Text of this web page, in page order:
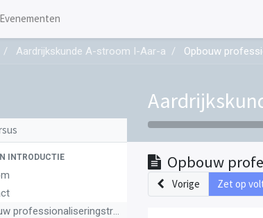
Evenementen
Aardrijkskunde A-stroom I-Aar-a Opbouw
INTRODUCTIE
professionaliseringstraject
Opbouw
Vorige Zet op